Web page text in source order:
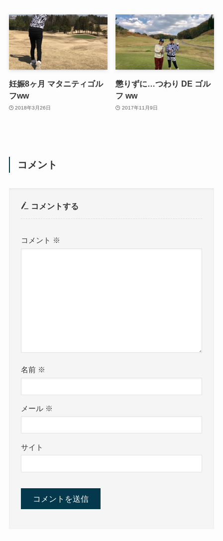
妊娠8ヶ月 マタニティゴル
フww
2018年3月26日
懲りずに…つわり DE ゴル
フ ww
2017年11月9日
コメント
コメントする
コメント ※
名前 ※
メール ※
サイト